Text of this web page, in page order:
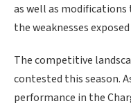
as well as
the weaknesses
The competitive
contested this season.
performance in the